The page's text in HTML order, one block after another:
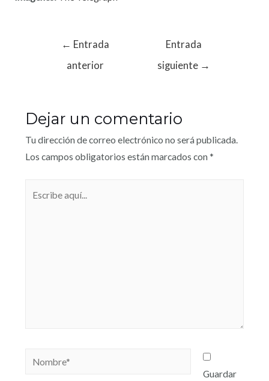
← Entrada
anterior
Entrada
siguiente →
Dejar un comentario
Tu dirección de correo electrónico no será publicada.
Los campos obligatorios están marcados con *
Guardar